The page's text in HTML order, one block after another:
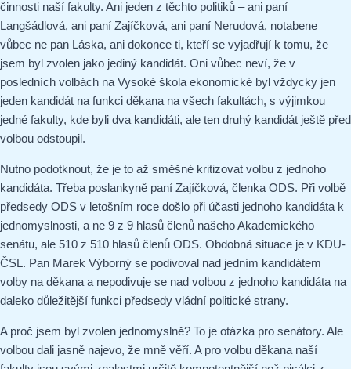
činnosti naší fakulty. Ani jeden z těchto politiků – ani paní
Langšádlová, ani paní Zajíčková, ani paní Nerudová, notabene
vůbec ne pan Láska, ani dokonce ti, kteří se vyjadřují k tomu, že
jsem byl zvolen jako jediný kandidát. Oni vůbec neví, že v
posledních volbách na Vysoké škola ekonomické byl vždycky jen
jeden kandidát na funkci děkana na všech fakultách, s výjimkou
jedné fakulty, kde byli dva kandidáti, ale ten druhý kandidát ještě před
volbou odstoupil.
Nutno podotknout, že je to až směšné kritizovat volbu z jednoho
kandidáta. Třeba poslankyně paní Zajíčková, členka ODS. Při volbě
předsedy ODS v letošním roce došlo při účasti jednoho kandidáta k
jednomyslnosti, a ne 9 z 9 hlasů členů našeho Akademického
senátu, ale 510 z 510 hlasů členů ODS. Obdobná situace je v KDU-
ČSL. Pan Marek Výborný se podivoval nad jedním kandidátem
volby na děkana a nepodivuje se nad volbou z jednoho kandidáta na
daleko důležitější funkci předsedy vládní politické strany.
A proč jsem byl zvolen jednomyslně? To je otázka pro senátory. Ale
volbou dali jasně najevo, že mně věří. A pro volbu děkana naší